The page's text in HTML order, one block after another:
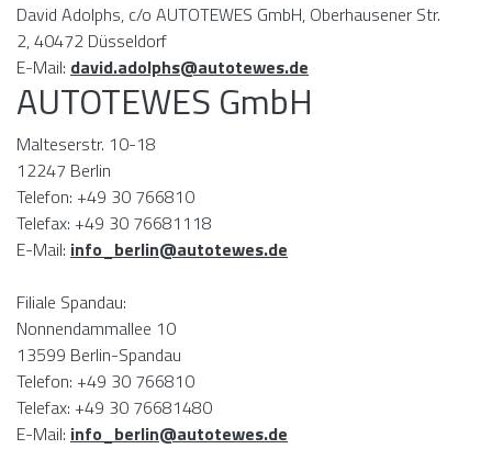
David Adolphs, c/o AUTOTEWES GmbH, Oberhausener Str.
2, 40472 Düsseldorf
E-Mail: david.adolphs@autotewes.de
AUTOTEWES GmbH
Malteserstr. 10-18
12247 Berlin
Telefon: +49 30 766810
Telefax: +49 30 76681118
E-Mail: info_berlin@autotewes.de
Filiale Spandau:
Nonnendammallee 10
13599 Berlin-Spandau
Telefon: +49 30 766810
Telefax: +49 30 76681480
E-Mail: info_berlin@autotewes.de